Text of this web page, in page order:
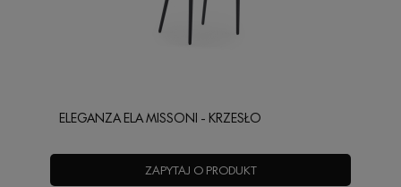
ELEGANZA ELA MISSONI - KRZESŁO
ZAPYTAJ O PRODUKT